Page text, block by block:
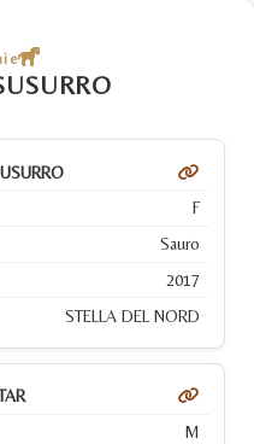
F
Sauro
2017
STELLA DEL NORD
M